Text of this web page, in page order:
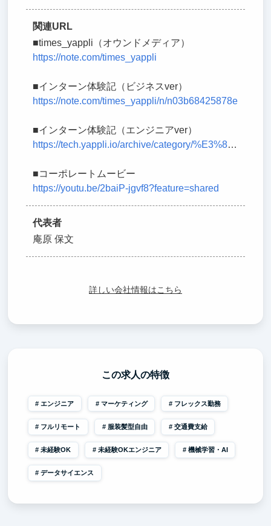
関連URL
■times_yappli（オウンドメディア）
https://note.com/times_yappli
■インターン体験記（ビジネスver）
https://note.com/times_yappli/n/n03b68425878e
■インターン体験記（エンジニアver）
https://tech.yappli.io/archive/category/%E3%82%A4%E3%83%B3%E3%82%BF%E3%83%BC%E3%83%B3
■コーポレートムービー
https://youtu.be/2baiP-jgvf8?feature=shared
代表者
庵原 保文
詳しい会社情報はこちら
この求人の特徴
エンジニア マーケティング フレックス勤務
フルリモート 服装髪型自由 交通費支給
未経験OK 未経験OKエンジニア 機械学習・AI
データサイエンス